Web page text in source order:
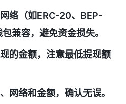
络（如ERC-20、BEP-
兼容，避免资金损失。
的金额，注意最低提现额
网络和金额，确认无误。